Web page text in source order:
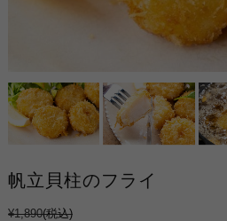
帆立貝柱のフライ
¥1,890(税込)